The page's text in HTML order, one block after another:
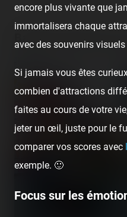
Bateau Pirate
encore plus vivante que
immortalisera chaque
avec des souvenirs
Si jamais vous êtes
combien d'attractions
faites au cours de votre
jeter un œil, juste pour le
comparer vos scores avec
exemple. 🙂
Focus sur les